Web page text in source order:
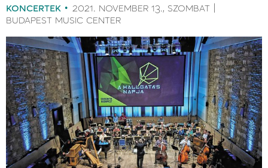
koncertek 2021. november 13. szombat
budapest music center